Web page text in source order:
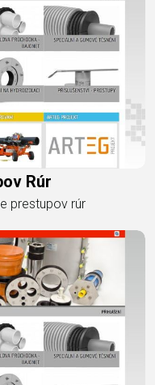
Rúr
prestupov rúr